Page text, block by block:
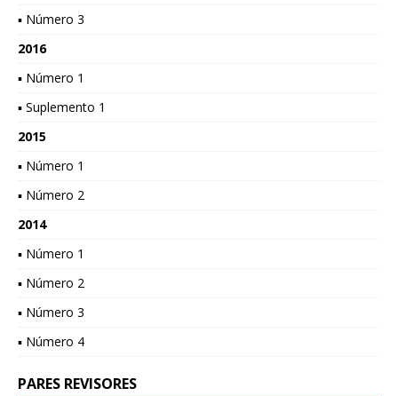
▪ Número 3
2016
▪ Número 1
▪ Suplemento 1
2015
▪ Número 1
▪ Número 2
2014
▪ Número 1
▪ Número 2
▪ Número 3
▪ Número 4
PARES REVISORES